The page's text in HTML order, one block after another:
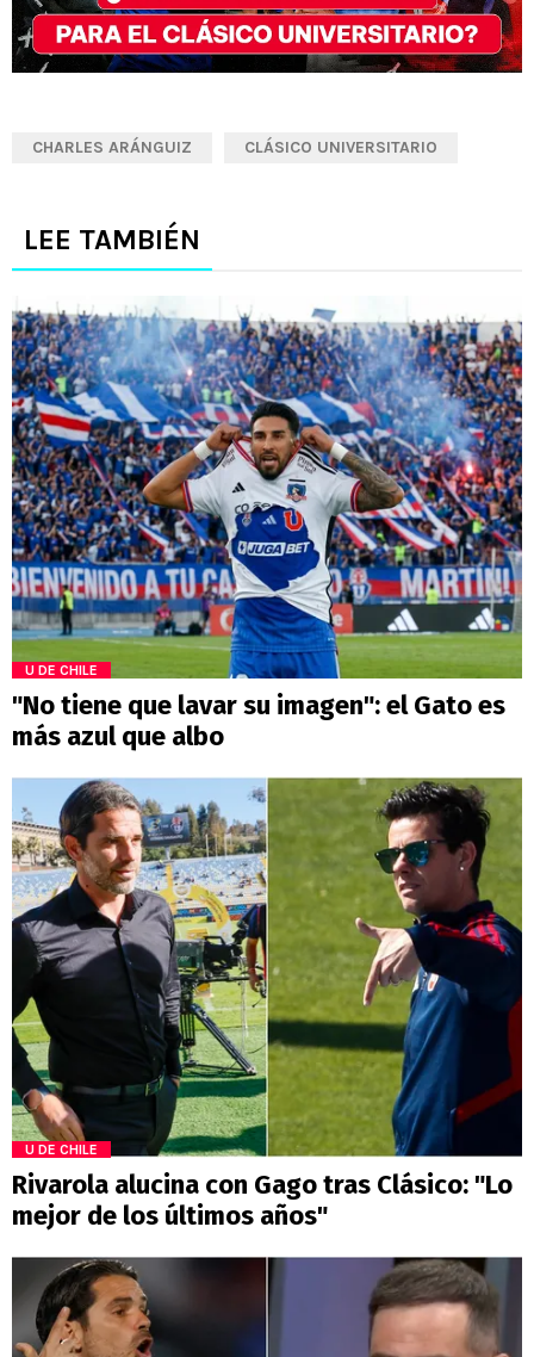
CHARLES ARÁNGUIZ CLÁSICO UNIVERSITARIO
LEE TAMBIÉN
U DE CHILE
"No tiene que lavar su imagen": el Gato es
más azul que albo
U DE CHILE
Rivarola alucina con Gago tras Clásico: "Lo
mejor de los últimos años"